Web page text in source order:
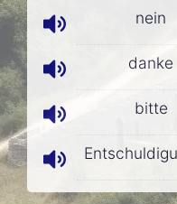
nein
danke
bitte